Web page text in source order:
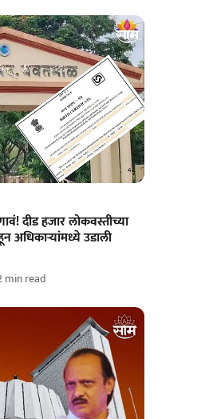
दीड हजार लोकवस्तीच्या
अधिकाऱ्यांमध्ये उडाली
min read